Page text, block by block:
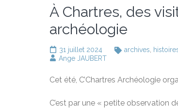
À Chartres, des
archéologie
31 juillet 2024 archives
Ange JAUBERT
Cet été, C’Chartres Archéologie
C’est par une « petite observation